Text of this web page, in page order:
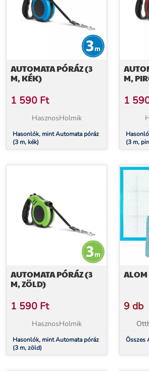
AUTOMATA PÓRÁZ (3
M, KÉK)
1 590 Ft
HasznosHolmik
Hasonlók, mint Automata póráz
(3 m, kék)
M,
1
(3 m,
AUTOMATA PÓRÁZ (3
M, ZÖLD)
1 590 Ft
HasznosHolmik
Hasonlók, mint Automata póráz
(3 m, zöld)
ALOM
9 db
Összes